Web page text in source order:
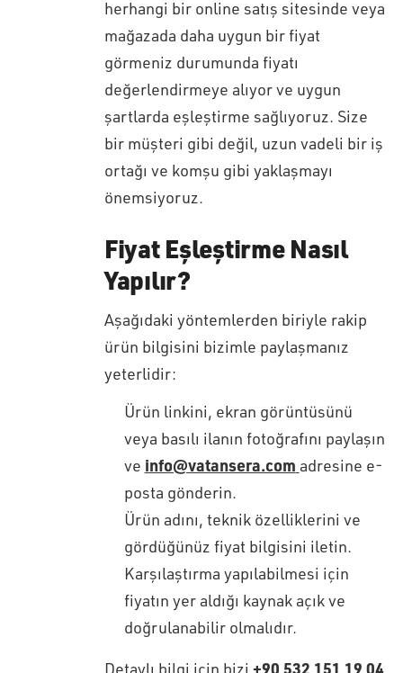
herhangi bir online satış sitesinde veya
mağazada daha uygun bir fiyat
görmeniz durumunda fiyatı
değerlendirmeye alıyor ve uygun
şartlarda eşleştirme sağlıyoruz. Size
bir müşteri gibi değil, uzun vadeli bir iş
ortağı ve komşu gibi yaklaşmayı
önemsiyoruz.
Fiyat Eşleştirme Nasıl
Yapılır?
Aşağıdaki yöntemlerden biriyle rakip
ürün bilgisini bizimle paylaşmanız
yeterlidir:
Ürün linkini, ekran görüntüsünü
veya basılı ilanın fotoğrafını paylaşın
ve info@vatansera.com adresine e-
posta gönderin.
Ürün adını, teknik özelliklerini ve
gördüğünüz fiyat bilgisini iletin.
Karşılaştırma yapılabilmesi için
fiyatın yer aldığı kaynak açık ve
doğrulanabilir olmalıdır.
Detaylı bilgi için bizi +90 532 151 19 04